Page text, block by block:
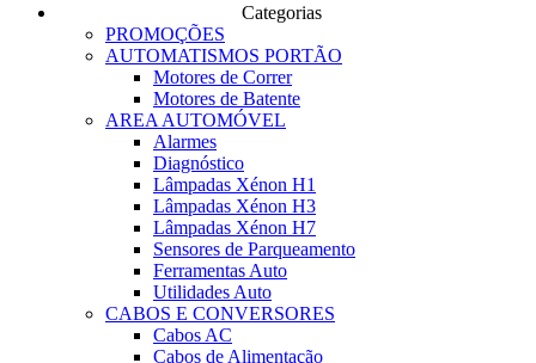
Categorias
PROMOÇÕES
AUTOMATISMOS PORTÃO
Motores de Correr
Motores de Batente
AREA AUTOMÓVEL
Alarmes
Diagnóstico
Lâmpadas Xénon H1
Lâmpadas Xénon H3
Lâmpadas Xénon H7
Sensores de Parqueamento
Ferramentas Auto
Utilidades Auto
CABOS E CONVERSORES
Cabos AC
Cabos de Alimentação